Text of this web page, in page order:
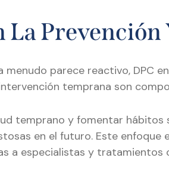
La
menudo parece reactivo, DPC
temprana son
temprano y fomentar hábitos
en el futuro. Este
a especialistas y tratamientos